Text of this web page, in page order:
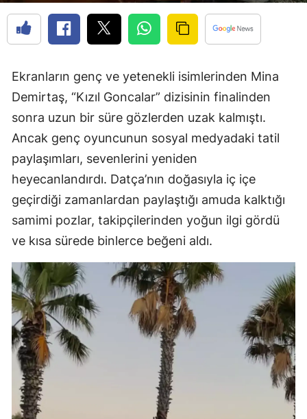
Ekranların genç ve yetenekli isimlerinden Mina
Demirtaş, “Kızıl Goncalar” dizisinin finalinden
sonra uzun bir süre gözlerden uzak kalmıştı.
Ancak genç oyuncunun sosyal medyadaki tatil
paylaşımları, sevenlerini yeniden
heyecanlandırdı. Datça’nın doğasıyla iç içe
geçirdiği zamanlardan paylaştığı amuda kalktığı
samimi pozlar, takipçilerinden yoğun ilgi gördü
ve kısa sürede binlerce beğeni aldı.